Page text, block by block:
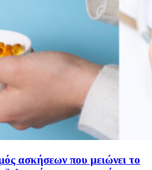
ασκήσεων που μειώνει το